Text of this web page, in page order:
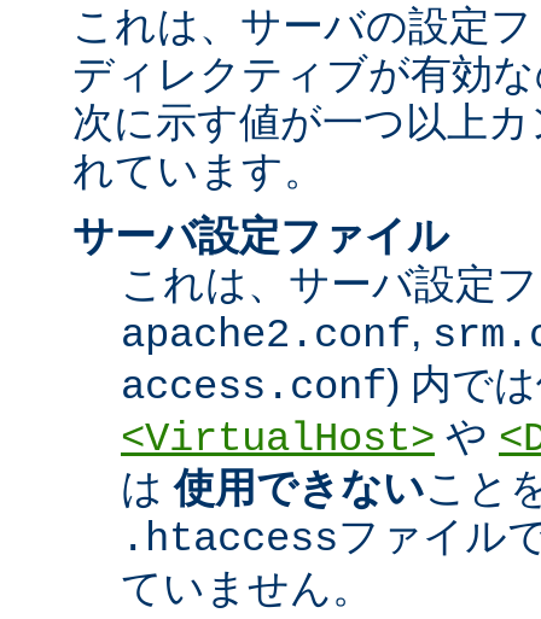
これは、サーバの設定
ディレクティブが有効
次に示す値が一つ以上
れています。
サーバ設定ファイル
これは、サーバ設定
apache2.conf,
access.conf) 内で
<VirtualHost> や
は使用できないこと
.htaccessファイル
ていません。